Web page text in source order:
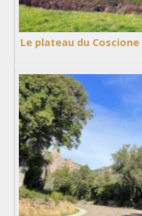
Le plateau du Coscione